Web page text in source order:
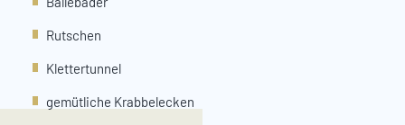
Rutschen
Klettertunnel
gemütliche Krabbelecken